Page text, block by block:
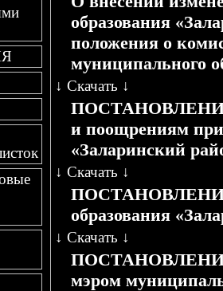
образования
положения о
муниципального
↓ Скачать ↓
ПОСТАНОВЛЕНИЕ
и поощрениям
«Заларинский
↓ Скачать ↓
ПОСТАНОВЛЕНИЕ
образования
↓ Скачать ↓
ПОСТАНОВЛЕНИЕ
мэром